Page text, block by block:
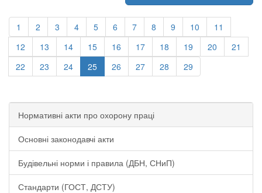
1 2 3 4 5 6 7 8 9 10
11
12
13 14 15 16 17 18 19 20
21
22
23 24 25 26 27 28 29
Нормативні акти про охорону праці
Основні законодавчі акти
Будівельні норми і правила (ДБН, СНиП)
Стандарти (ГОСТ, ДСТУ)